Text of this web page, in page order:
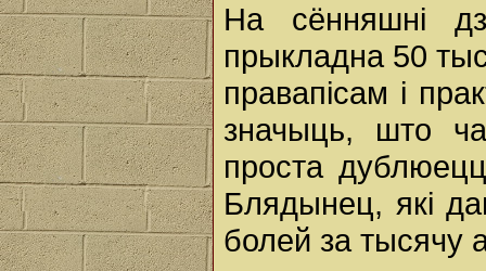
На сённяшні
прыкладна 50
правапісам і
значыць, што
проста
Блядынец, які
болей за тысячу